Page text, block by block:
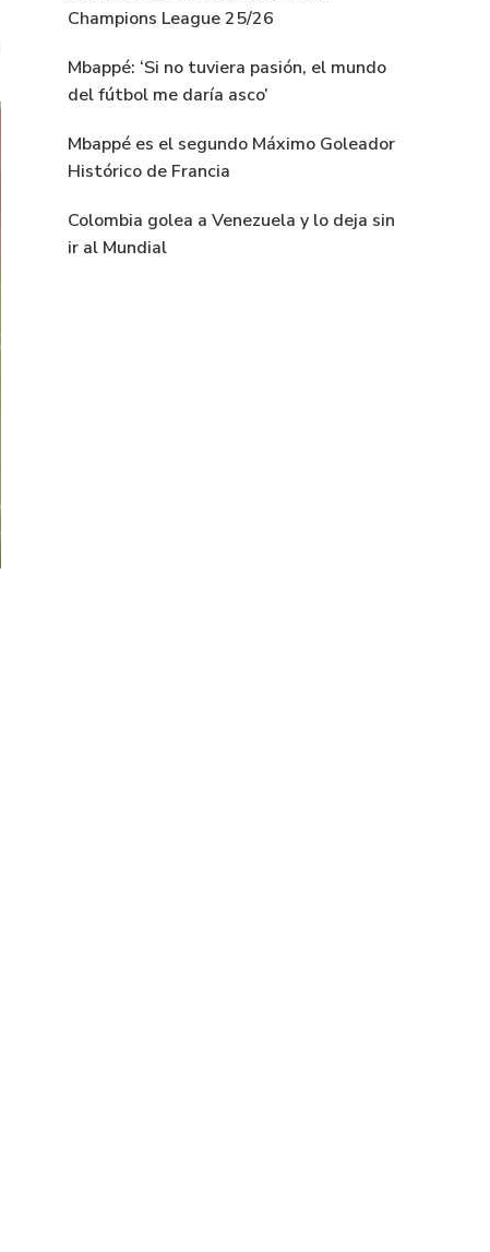
Champions League 25/26
Mbappé: ‘Si no tuviera pasión, el mundo
del fútbol me daría asco’
Mbappé es el segundo Máximo Goleador
Histórico de Francia
Colombia golea a Venezuela y lo deja sin
ir al Mundial